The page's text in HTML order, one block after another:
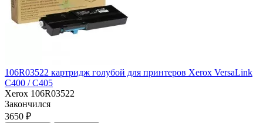
106R03522 картридж голубой для принтеров Xerox VersaLink
C400 / C405
Xerox 106R03522
Закончился
3650 ₽